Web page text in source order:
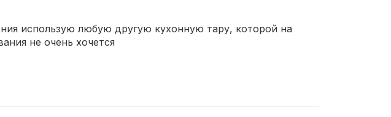
использую любую другую кухонную тару, которой на
не очень хочется